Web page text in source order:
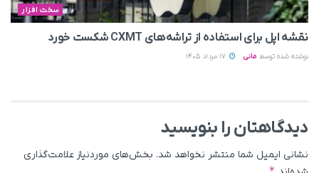
سخت افزار
نقشه اپل برای استفاده از تراشه‌های CXMT شکست خورد
نوشته شده توسط مانی
دیدگاهتان را بنویسید
نشانی ایمیل شما منتشر نخواهد شد. بخش‌های موردنیاز علامت‌گذاری
*